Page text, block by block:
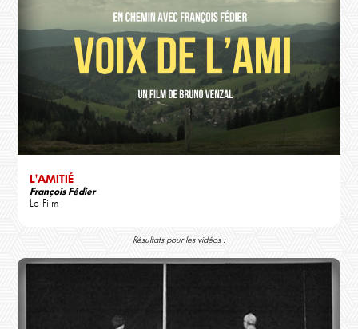
L'AMITIÉ
François Fédier
Le Film
Résultats pour les vidéos :